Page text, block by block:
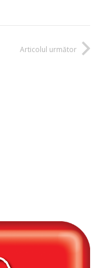
Articolul următor